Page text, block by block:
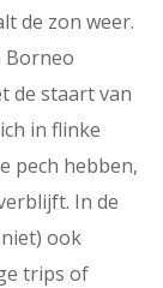
de zon weer.
Borneo
de staart van
in flinke
pech hebben,
In de
ook
trips of